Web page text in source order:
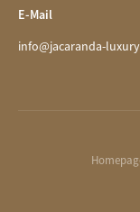
E-Mail
info@jacaranda-